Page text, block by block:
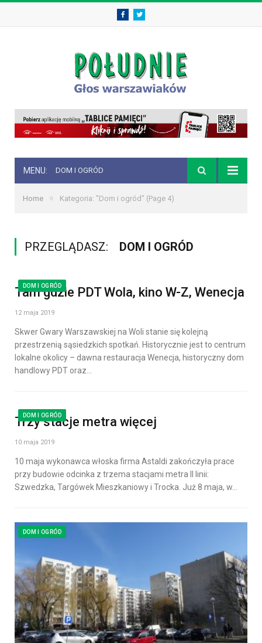
FacebookTwitter
MENU: DOM I OGRÓD
Home » Kategoria: "Dom i ogród" (Page 4)
PRZEGLĄDASZ: DOM I OGRÓD
DOM I OGRÓD
Tam gdzie PDT Wola, kino W-Z, Wenecja
12 maja 2019
Skwer Gwary Warszawskiej na Woli stanie się kolejną
przestrzenią sąsiedzkich spotkań. Historycznie jest to centrum
lokalne okolicy – dawna restauracja Wenecja, historyczny dom
handlowy PDT oraz…
DOM I OGRÓD
Trzy stacje metra więcej
10 maja 2019
10 maja wykonawca włoska firma Astaldi zakończyła prace
przy budowie odcinka z trzema stacjami metra II linii:
Szwedzka, Targówek Mieszkaniowy i Trocka. Już 8 maja, w…
DOM I OGRÓD